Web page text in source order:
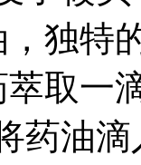
独特
取一
药油